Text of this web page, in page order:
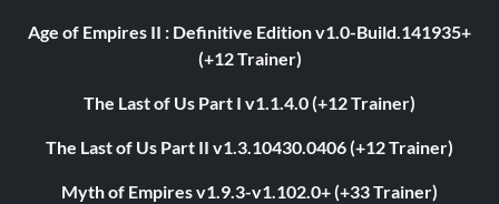
Age of Empires II : Definitive Edition v1.0-Build.141935+
(+12 Trainer)
The Last of Us Part I v1.1.4.0 (+12 Trainer)
The Last of Us Part II v1.3.10430.0406 (+12 Trainer)
Myth of Empires v1.9.3-v1.102.0+ (+33 Trainer)